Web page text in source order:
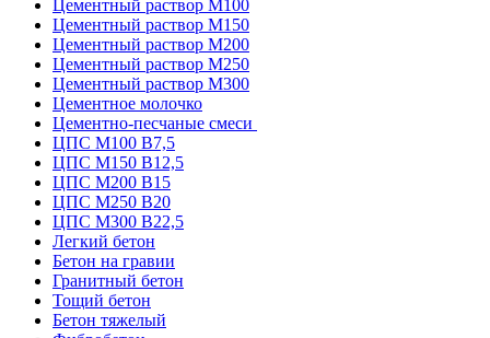
Цементный раствор М100
Цементный раствор М150
Цементный раствор М200
Цементный раствор М250
Цементный раствор М300
Цементное молочко
Цементно-песчаные смеси
ЦПС М100 B7,5
ЦПС М150 B12,5
ЦПС М200 B15
ЦПС М250 B20
ЦПС М300 B22,5
Легкий бетон
Бетон на гравии
Гранитный бетон
Тощий бетон
Бетон тяжелый